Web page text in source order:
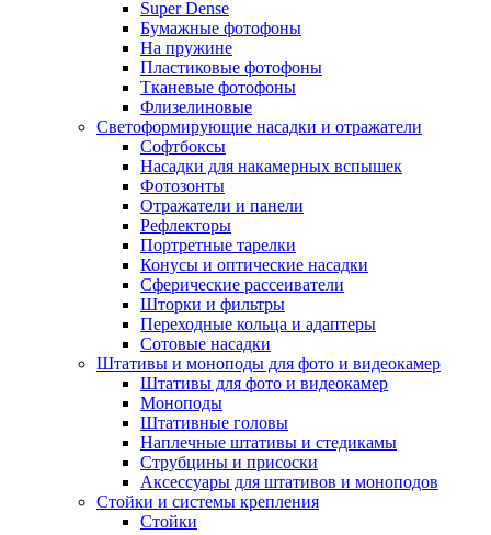
Super Dense
Бумажные фотофоны
На пружине
Пластиковые фотофоны
Тканевые фотофоны
Флизелиновые
Светоформирующие насадки и отражатели
Софтбоксы
Насадки для накамерных вспышек
Фотозонты
Отражатели и панели
Рефлекторы
Портретные тарелки
Конусы и оптические насадки
Сферические рассеиватели
Шторки и фильтры
Переходные кольца и адаптеры
Сотовые насадки
Штативы и моноподы для фото и видеокамер
Штативы для фото и видеокамер
Моноподы
Штативные головы
Наплечные штативы и стедикамы
Струбцины и присоски
Аксессуары для штативов и моноподов
Стойки и системы крепления
Стойки